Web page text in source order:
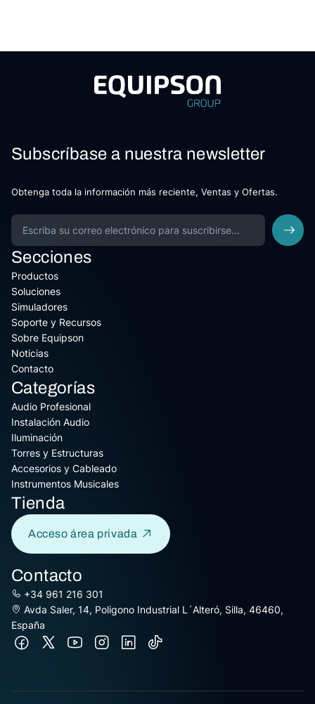
Subscríbase a nuestra newsletter
Obtenga toda la información más reciente, Ventas y Ofertas.
Secciones
Productos
Soluciones
Simuladores
Soporte y Recursos
Sobre Equipson
Noticias
Contacto
Categorías
Audio Profesional
Instalación Audio
Iluminación
Torres y Estructuras
Accesorios y Cableado
Instrumentos Musicales
Tienda
Acceso área privada
Contacto
+34 961 216 301
Avda Saler, 14, Poligono Industrial L´Alteró, Silla, 46460,
España